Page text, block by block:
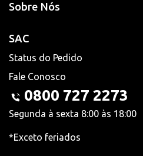
Sobre Nós
SAC
Status do Pedido
Fale Conosco
0800 727 2273
Segunda à sexta 8:00 às 18:00
*Exceto feriados